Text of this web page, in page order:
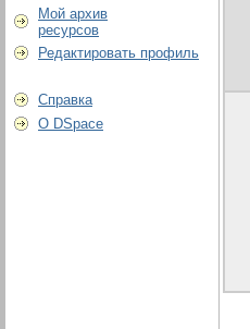
Мой архив
ресурсов
Редактировать профиль
Справка
О DSpace